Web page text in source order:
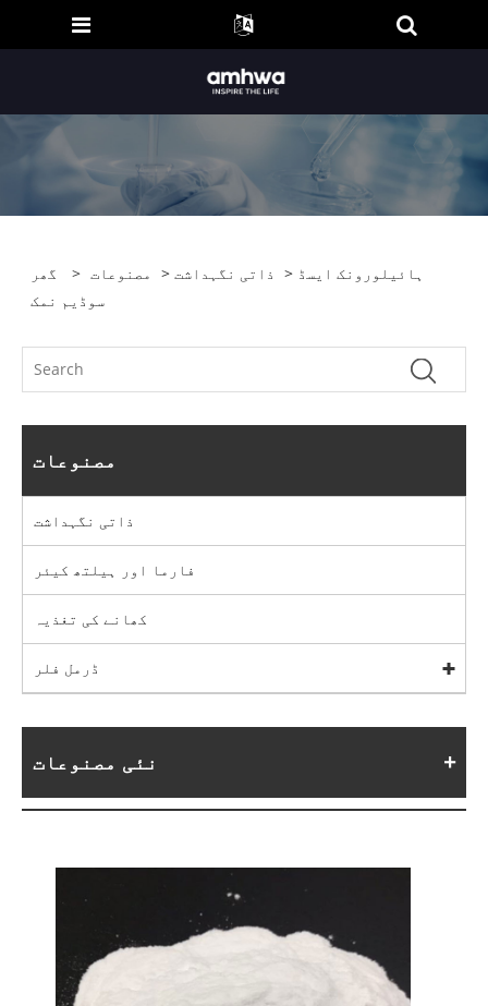
گھر > مصنوعات >ذاتی نگہداشت > ہائیلورونک ایسڈ
سوڈیم نمک
مصنوعات
ذاتی نگہداشت
فارما اور ہیلتھ کیئر
کھانے کی تغذیہ
ڈرمل فلر
نئی مصنوعات